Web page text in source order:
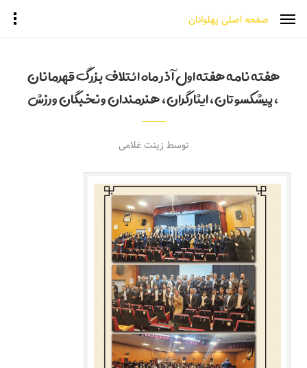
صفحه اصلی پهلوانان
هفته نامه هفته اول آذر ماه ائتلاف بزرگ قهرمانان
،پیشکسوتان،ایثارگران،هنرمندان ونخبگان ورزش
توسط زینت غلامی